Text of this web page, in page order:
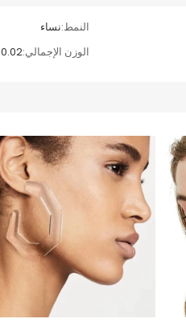
النمط:نساء
الوزن الإجمالي:0.02 كغم